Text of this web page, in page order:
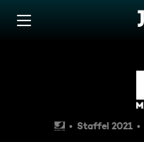
Zum Inhalt springen
Staffel 2021